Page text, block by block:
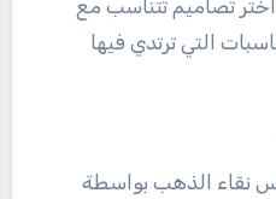
تصاميم تتناسب مع
التي ترتدي فيها
نقاء الذهب بواسطة